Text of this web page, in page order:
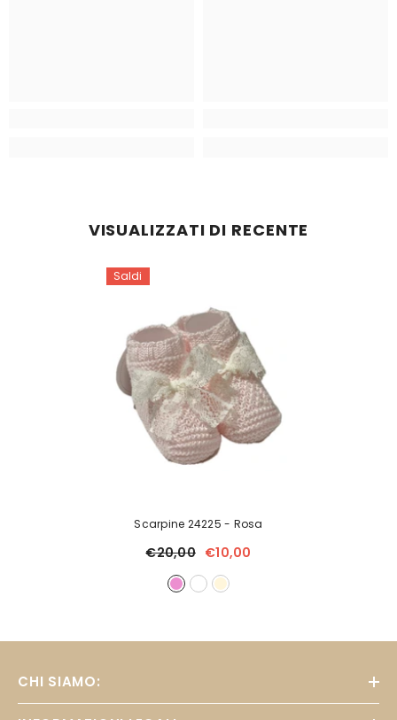
VISUALIZZATI DI RECENTE
Saldi
Scarpine 24225- Rosa
€20,00 €10,00
CHI SIAMO: